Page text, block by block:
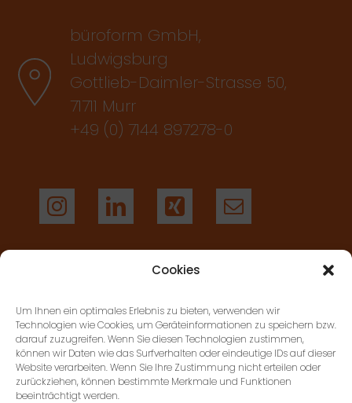
Cookies
Um Ihnen ein optimales Erlebnis zu bieten, verwenden wir
Technologien wie Cookies, um Geräteinformationen zu speichern bzw.
darauf zuzugreifen. Wenn Sie diesen Technologien zustimmen,
können wir Daten wie das Surfverhalten oder eindeutige IDs auf dieser
Website verarbeiten. Wenn Sie Ihre Zustimmung nicht erteilen oder
zurückziehen, können bestimmte Merkmale und Funktionen
beeinträchtigt werden.
büroform GmbH,
Ludwigsburg
Gottlieb-Daimler-Strasse 50,
71711 Murr
+49 (0) 7144 897278-0
KONTAKT